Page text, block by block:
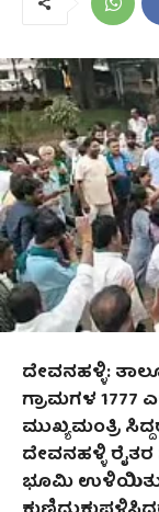
ದೇವನಹಳ್ಳಿ:
ಗ್ರಾಮಗಳ1777
ಮುಖ್ಯಮಂತ್ರಿ
ದೇವನಹಳ್ಳಿ
ಭೂಮಿ ಉಳಿಯಿತು